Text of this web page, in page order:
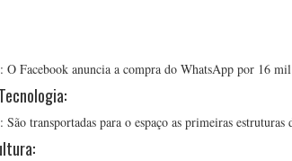
: O Facebook anuncia a compra do WhatsApp por 16
: São transportadas para o espaço as primeiras